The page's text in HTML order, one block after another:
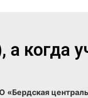
когда
«Бердская